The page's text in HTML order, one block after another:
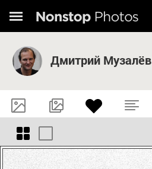
Дмитрий Музалёв